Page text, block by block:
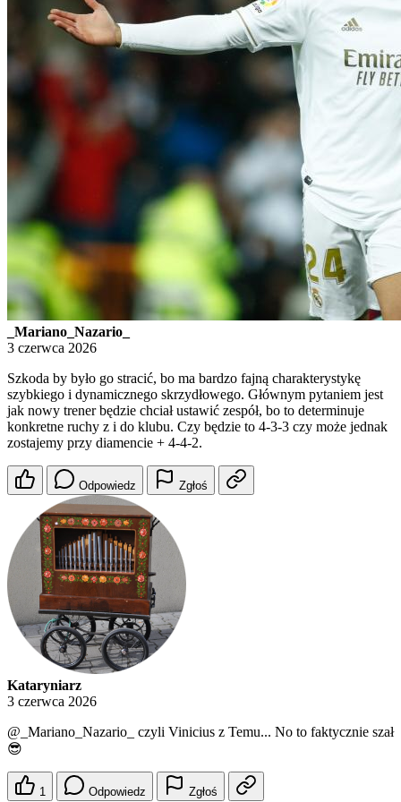
_Mariano_Nazario_
3 czerwca 2026
Szkoda by było go stracić, bo ma bardzo fajną charakterystykę
szybkiego i dynamicznego skrzydłowego. Głównym pytaniem jest
jak nowy trener będzie chciał ustawić zespół, bo to determinuje
konkretne ruchy z i do klubu. Czy będzie to 4-3-3 czy może jednak
zostajemy przy diamencie + 4-4-2.
Odpowiedz Zgłoś
Kataryniarz
3 czerwca 2026
@_Mariano_Nazario_
czyli Vinicius z Temu... No to faktycznie szał
😎
1 Odpowiedz Zgłoś